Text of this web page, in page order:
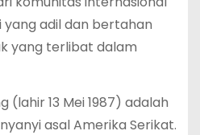
adil dan bertahan
yang terlibat dalam
(lahir 13 Mei 1987) adalah
asal Amerika Serikat.